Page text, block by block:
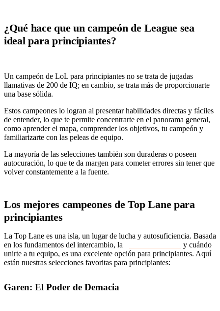
¿Qué hace que un campeón de League sea
ideal para principiantes?
Un campeón de LoL para principiantes no se trata de jugadas
llamativas de 200 de IQ; en cambio, se trata más de proporcionarte
una base sólida.
Estos campeones lo logran al presentar habilidades directas y fáciles
de entender, lo que te permite concentrarte en el panorama general,
como aprender el mapa, comprender los objetivos, tu campeón y
familiarizarte con las peleas de equipo.
La mayoría de las selecciones también son duraderas o poseen
autocuración, lo que te da margen para cometer errores sin tener que
volver constantemente a la fuente.
Los mejores campeones de Top Lane para
principiantes
La Top Lane es una isla, un lugar de lucha y autosuficiencia. Basada
en los fundamentos del intercambio, la
y cuándo
unirte a tu equipo, es una excelente opción para principiantes. Aquí
están nuestras selecciones favoritas para principiantes:
Garen: El Poder de Demacia